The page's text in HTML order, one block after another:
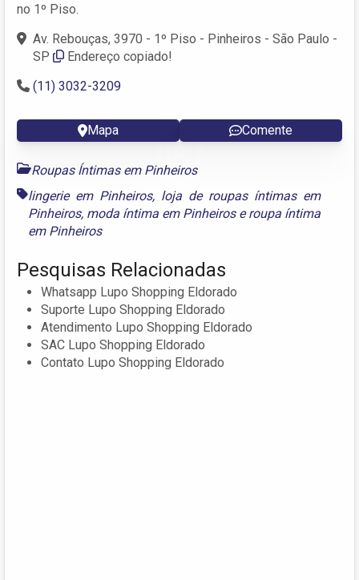
no 1º Piso.
Av. Rebouças, 3970 - 1º Piso - Pinheiros - São Paulo -
SP
Endereço copiado!
(11) 3032-3209
Mapa Comente
Roupas Íntimas em Pinheiros
lingerie em Pinheiros, loja de roupas íntimas em
Pinheiros, moda íntima em Pinheiroseroupa íntima
em Pinheiros
Pesquisas Relacionadas
Whatsapp Lupo Shopping Eldorado
Suporte Lupo Shopping Eldorado
Atendimento Lupo Shopping Eldorado
SAC Lupo Shopping Eldorado
Contato Lupo Shopping Eldorado